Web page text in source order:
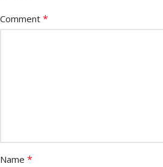
Comment *
Name *